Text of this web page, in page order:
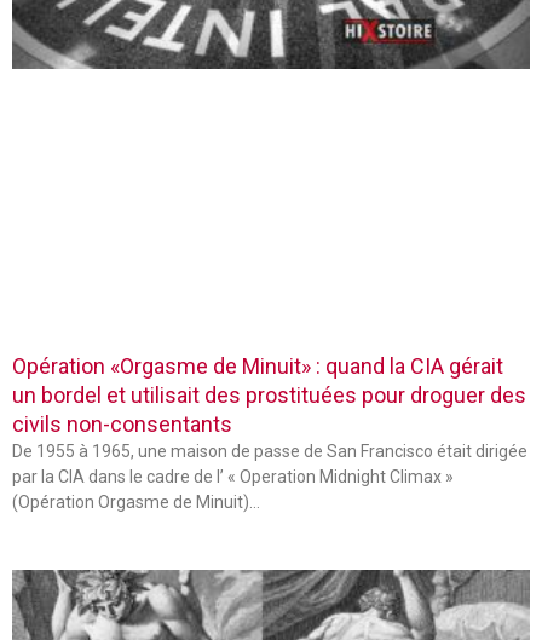
Opération «Orgasme de Minuit» : quand la CIA gérait
un bordel et utilisait des prostituées pour droguer des
civils non-consentants
De 1955 à 1965, une maison de passe de San Francisco était dirigée
par la CIA dans le cadre de l’ « Operation Midnight Climax »
(Opération Orgasme de Minuit)…